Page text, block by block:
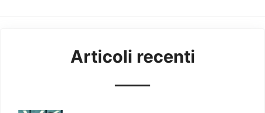
Articoli recenti